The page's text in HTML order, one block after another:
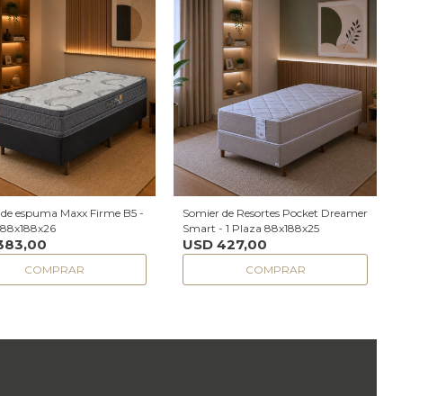
espuma Maxx Firme B5 -
Somier de Resortes Pocket Dreamer
Smart - 1 Plaza 88x188x25
USD 427,00